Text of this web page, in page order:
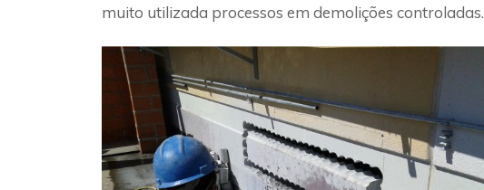
muito utilizada processos em demolições controladas.